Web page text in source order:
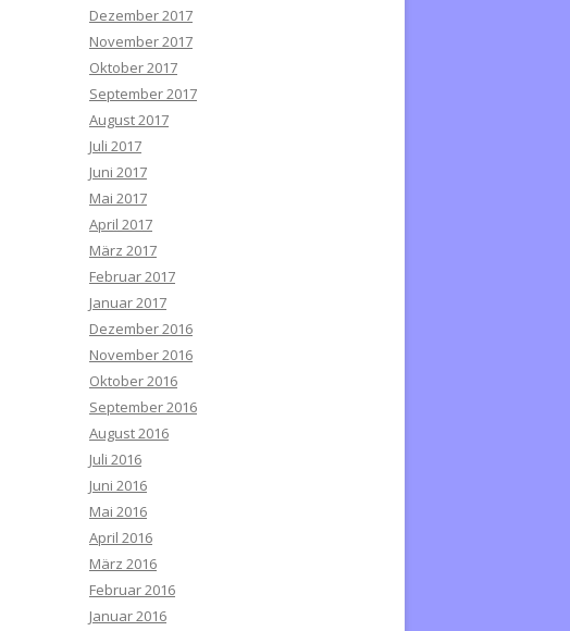
Dezember 2017
November 2017
Oktober 2017
September 2017
August 2017
Juli 2017
Juni 2017
Mai 2017
April 2017
März 2017
Februar 2017
Januar 2017
Dezember 2016
November 2016
Oktober 2016
September 2016
August 2016
Juli 2016
Juni 2016
Mai 2016
April 2016
März 2016
Februar 2016
Januar 2016